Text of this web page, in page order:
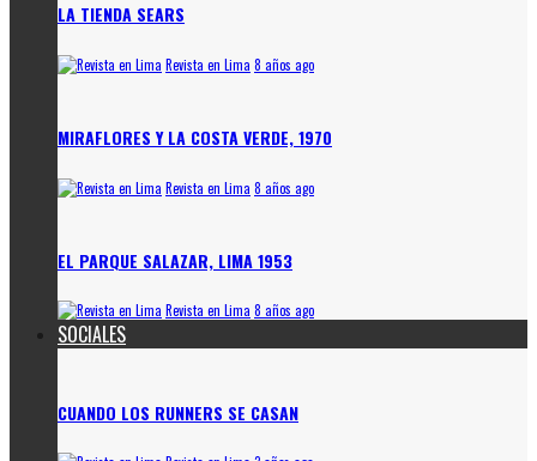
LA TIENDA SEARS
Revista en Lima 8 años ago
MIRAFLORES Y LA COSTA VERDE, 1970
Revista en Lima 8 años ago
EL PARQUE SALAZAR, LIMA 1953
Revista en Lima 8 años ago
SOCIALES
CUANDO LOS RUNNERS SE CASAN